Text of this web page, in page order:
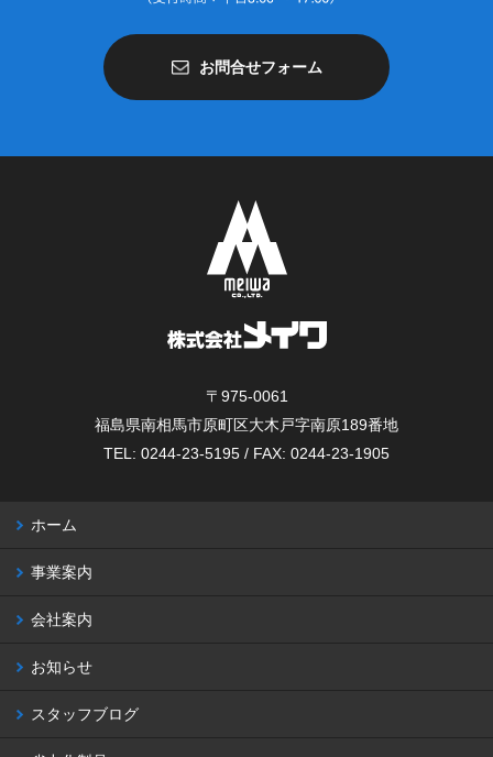
お問合せフォーム
〒975-0061
福島県南相馬市原町区大木戸字南原189番地
TEL: 0244-23-5195 / FAX: 0244-23-1905
ホーム
事業案内
会社案内
お知らせ
スタッフブログ